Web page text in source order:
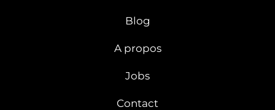
Blog
A propos
Jobs
Contact